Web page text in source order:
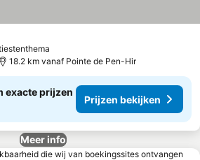
18.2 km vanaf Pointe de Pen-Hir
exacte prijzen
Prijzen bekijken
Meer info
die wij van boekingssites ontvangen